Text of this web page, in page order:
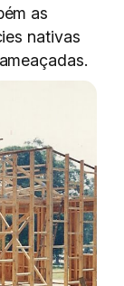
as
nativas